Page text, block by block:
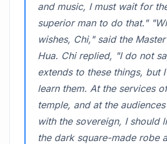
and music, I must wait for
superior man to do that."
wishes, Chi," said the
Hua. Chi replied, "I do not
extends to these things, but
learn them. At the services
temple, and at the
with the sovereign, I should
the dark square-made robe